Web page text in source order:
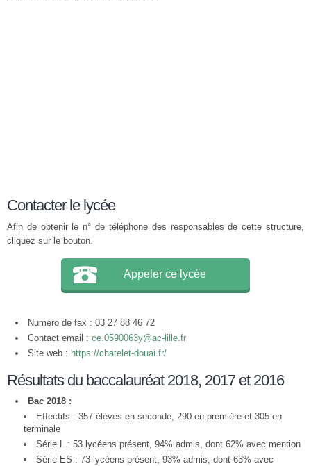
Contacter le lycée
Afin de obtenir le n° de téléphone des responsables de cette structure,
cliquez sur le bouton.
Appeler ce lycée
Numéro de fax : 03 27 88 46 72
Contact email : ce.0590063y@ac-lille.fr
Site web : https://chatelet-douai.fr/
Résultats du baccalauréat 2018, 2017 et 2016
Bac 2018 :
Effectifs : 357 élèves en seconde, 290 en première et 305 en
terminale
Série L : 53 lycéens présent, 94% admis, dont 62% avec mention
Série ES : 73 lycéens présent, 93% admis, dont 63% avec